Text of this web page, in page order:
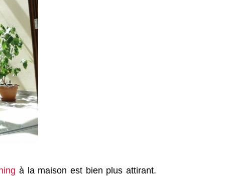
à la maison est bien plus attirant.